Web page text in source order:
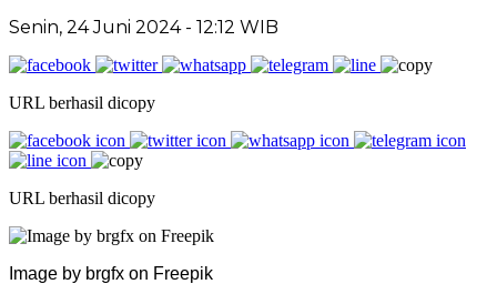
Senin, 24 Juni 2024 - 12:12 WIB
URL berhasil dicopy
URL berhasil dicopy
Image by brgfx on Freepik